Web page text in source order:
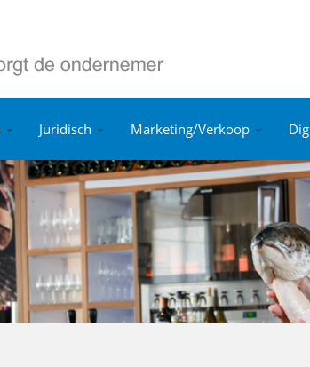
Juridisch Marketing/Verkoop